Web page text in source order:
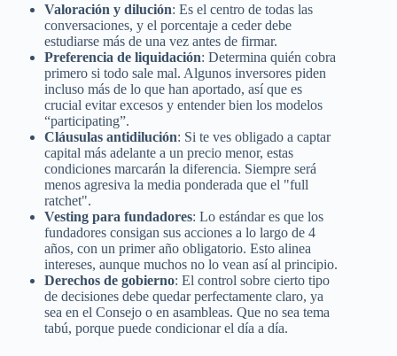
Valoración y dilución: Es el centro de todas las
conversaciones, y el porcentaje a ceder debe
estudiarse más de una vez antes de firmar.
Preferencia de liquidación: Determina quién cobra
primero si todo sale mal. Algunos inversores piden
incluso más de lo que han aportado, así que es
crucial evitar excesos y entender bien los modelos
“participating”.
Cláusulas antidilución: Si te ves obligado a captar
capital más adelante a un precio menor, estas
condiciones marcarán la diferencia. Siempre será
menos agresiva la media ponderada que el "full
ratchet".
Vesting para fundadores: Lo estándar es que los
fundadores consigan sus acciones a lo largo de 4
años, con un primer año obligatorio. Esto alinea
intereses, aunque muchos no lo vean así al principio.
Derechos de gobierno: El control sobre cierto tipo
de decisiones debe quedar perfectamente claro, ya
sea en el Consejo o en asambleas. Que no sea tema
tabú, porque puede condicionar el día a día.